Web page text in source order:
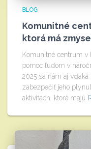
BLOG
Komunitné
ktorá má
Komunitné centrum v
pomoc ľuďom v
2025 sa nám aj
zabezpečiť jeho
aktivitách, ktoré majú